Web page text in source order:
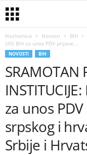
Naslovnica Novosti BiH
UIO BiH za unos PDV prijave...
NOVOSTI BIH
SRAMOTAN
za unos
srpskog i
Srbije i